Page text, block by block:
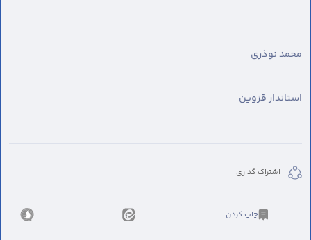
محمد نوذری
استاندار قزوین
اشتراک گذاری
چاپ کردن